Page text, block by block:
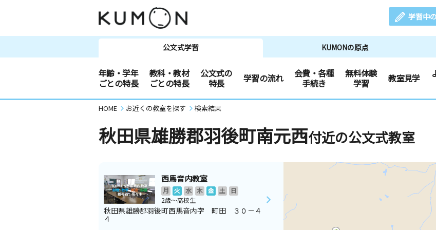
学習中
公文式学習 KUMONの原点
年齢・学年
ごとの特長
教科・教材
ごとの特長
公文式の
特長
学習の流れ
会費・各種
手続き
無料体験
学習
教室見学
HOME お近くの教室を探す 検索結果
秋田県雄勝郡羽後町南元西付近の公文式教室
西馬音内教室
月 火 水 木 金 土
日
2歳～高校生
秋田県雄勝郡羽後町西馬音内字 町田 ３０－４
４